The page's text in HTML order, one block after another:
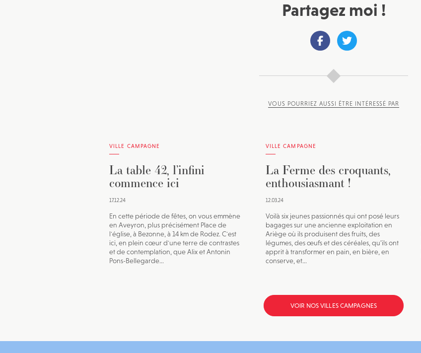
Partagez moi !
VOUS POURRIEZ AUSSI ÊTRE INTÉRESSÉ PAR
VILLE CAMPAGNE
La table 42, l’infini
commence ici
17.12.24
En cette période de fêtes, on vous emmène
en Aveyron, plus précisément Place de
l'église, à Bezonne, à 14 km de Rodez. C'est
ici, en plein cœur d'une terre de contrastes
et de contemplation, que Alix et Antonin
Pons-Bellegarde...
VILLE CAMPAGNE
La Ferme des croquants,
enthousiasmant !
12.03.24
Voilà six jeunes passionnés qui ont posé leurs
bagages sur une ancienne exploitation en
Ariège où ils produisent des fruits, des
légumes, des œufs et des céréales, qu’ils ont
apprit à transformer en pain, en bière, en
conserve, et...
VOIR NOS VILLES CAMPAGNES